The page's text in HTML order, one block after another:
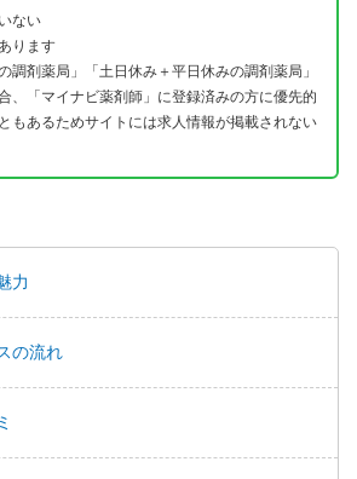
ない
ります
調剤薬局」「土日休み＋平日休みの調剤薬局」
、「マイナビ薬剤師」に登録済みの方に優先的
もあるためサイトには求人情報が掲載されない
力
の流れ